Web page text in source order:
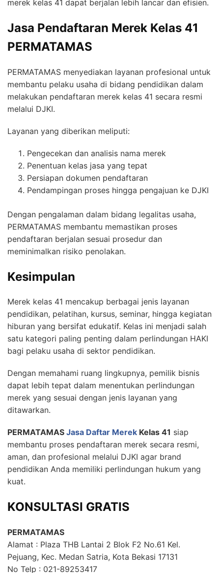
merek kelas 41 dapat berjalan lebih lancar dan efisien.
Jasa Pendaftaran Merek Kelas 41
PERMATAMAS
PERMATAMAS menyediakan layanan profesional untuk
membantu pelaku usaha di bidang pendidikan dalam
melakukan pendaftaran merek kelas 41 secara resmi
melalui DJKI.
Layanan yang diberikan meliputi:
Pengecekan dan analisis nama merek
Penentuan kelas jasa yang tepat
Persiapan dokumen pendaftaran
Pendampingan proses hingga pengajuan ke DJKI
Dengan pengalaman dalam bidang legalitas usaha,
PERMATAMAS membantu memastikan proses
pendaftaran berjalan sesuai prosedur dan
meminimalkan risiko penolakan.
Kesimpulan
Merek kelas 41 mencakup berbagai jenis layanan
pendidikan, pelatihan, kursus, seminar, hingga kegiatan
hiburan yang bersifat edukatif. Kelas ini menjadi salah
satu kategori paling penting dalam perlindungan HAKI
bagi pelaku usaha di sektor pendidikan.
Dengan memahami ruang lingkupnya, pemilik bisnis
dapat lebih tepat dalam menentukan perlindungan
merek yang sesuai dengan jenis layanan yang
ditawarkan.
PERMATAMAS Jasa Daftar Merek Kelas 41 siap
membantu proses pendaftaran merek secara resmi,
aman, dan profesional melalui DJKI agar brand
pendidikan Anda memiliki perlindungan hukum yang
kuat.
KONSULTASI GRATIS
PERMATAMAS
Alamat : Plaza THB Lantai 2 Blok F2 No.61 Kel.
Pejuang, Kec. Medan Satria, Kota Bekasi 17131
No Telp : 021-89253417